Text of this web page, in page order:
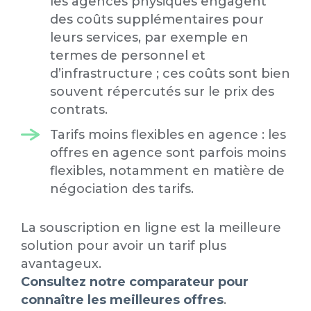
des coûts supplémentaires pour
leurs services, par exemple en
termes de personnel et
d’infrastructure ; ces coûts sont bien
souvent répercutés sur le prix des
contrats.
Tarifs moins flexibles en agence : les
offres en agence sont parfois moins
flexibles, notamment en matière de
négociation des tarifs.
La souscription en ligne est la meilleure
solution pour avoir un tarif plus
avantageux.
Consultez notre comparateur pour
connaître les meilleures offres.